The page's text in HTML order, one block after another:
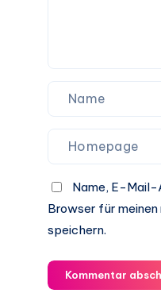
Name, E-Mail-
Browser für
speichern.
Kommentar